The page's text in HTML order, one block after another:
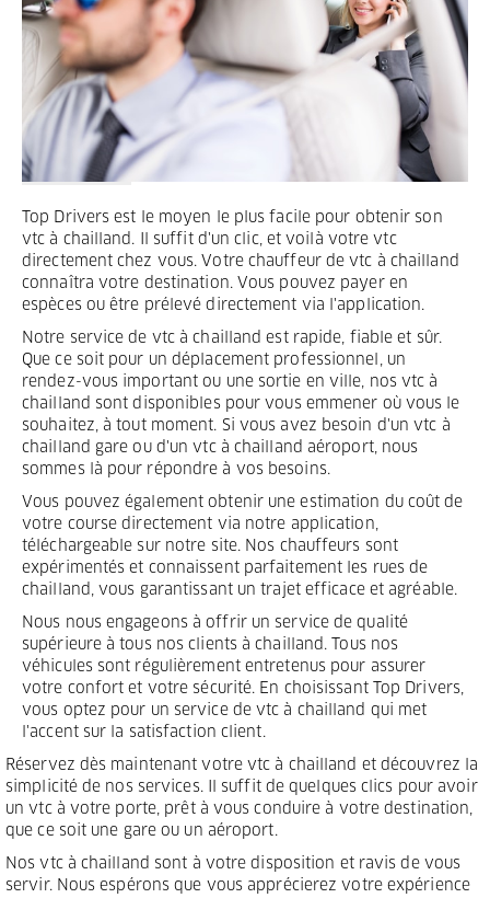
Privacy
Top Drivers est le moyen le plus facile pour obtenir son
vtc à chailland. Il suffit d'un clic, et voilà votre vtc
directement chez vous. Votre chauffeur de vtc à chailland
connaîtra votre destination. Vous pouvez payer en
espèces ou être prélevé directement via l'application.
Notre service de vtc à chailland est rapide, fiable et sûr.
Que ce soit pour un déplacement professionnel, un
rendez-vous important ou une sortie en ville, nos vtc à
chailland sont disponibles pour vous emmener où vous le
souhaitez, à tout moment. Si vous avez besoin d'un vtc à
chailland gare ou d'un vtc à chailland aéroport, nous
sommes là pour répondre à vos besoins.
Vous pouvez également obtenir une estimation du coût de
votre course directement via notre application,
téléchargeable sur notre site. Nos chauffeurs sont
expérimentés et connaissent parfaitement les rues de
chailland, vous garantissant un trajet efficace et agréable.
Nous nous engageons à offrir un service de qualité
supérieure à tous nos clients à chailland. Tous nos
véhicules sont régulièrement entretenus pour assurer
votre confort et votre sécurité. En choisissant Top Drivers,
vous optez pour un service de vtc à chailland qui met
l'accent sur la satisfaction client.
Réservez dès maintenant votre vtc à chailland et découvrez la
simplicité de nos services. Il suffit de quelques clics pour avoir
un vtc à votre porte, prêt à vous conduire à votre destination,
que ce soit une gare ou un aéroport.
Nos vtc à chailland sont à votre disposition et ravis de vous
servir. Nous espérons que vous apprécierez votre expérience